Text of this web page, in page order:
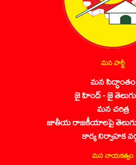
మన పార్టీ
మన సిద్ధాంతం
జై హింద్ - జై
మన చరిత్ర
జాతీయ రాజకీయాలపై
కార్య నిర్వాహక
మన నాయకత్వం